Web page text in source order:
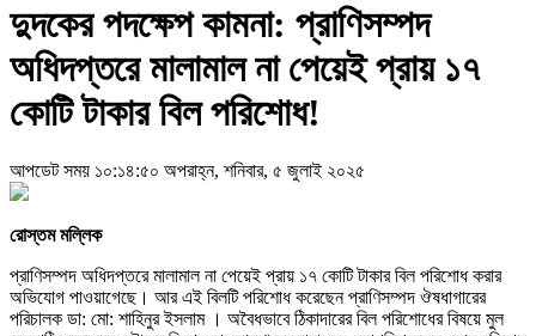
দুদকের পদক্ষেপ কামনা: প্রাণিসম্পদ
অধিদপ্তরে মালামাল না পেয়েই প্রায় ১৭
কোটি টাকার বিল পরিশোধ!
আপডেট সময় ১০:১৪:৫০ অপরাহ্ন, শনিবার, ৫ জুলাই ২০২৫
রোস্তম মল্লিক
প্রাণিসম্পদ অধিদপ্তরে মালামাল না পেয়েই প্রায় ১৭ কোটি টাকার বিল পরিশোধ করার
অভিযোগ পাওয়াগেছে। আর এই বিলটি পরিশোধ করেছেন প্রাণিসম্পদ ঔষধাগারের
পরিচালক ডা: মো: শাহিনুর ইসলাম । অবৈধভাবে ঠিকাদারের বিল পরিশোধের বিষয়ে মুল